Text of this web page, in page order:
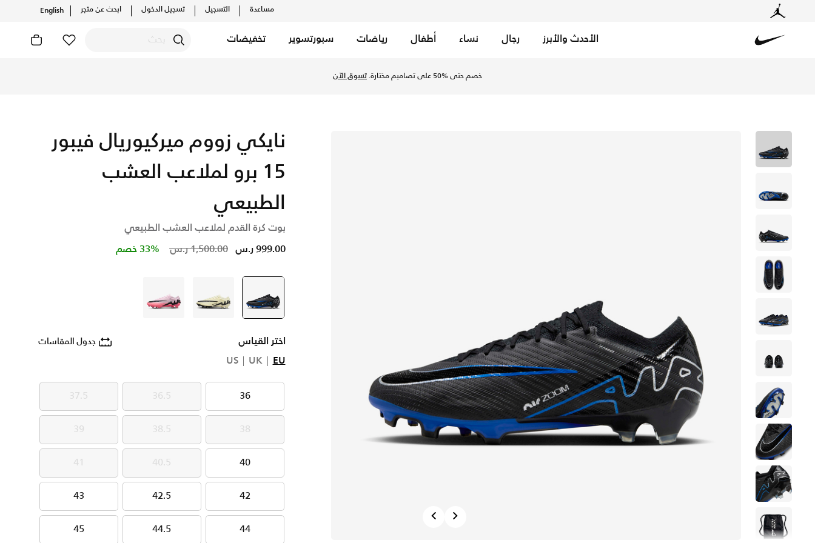
مساعدة التسجيل تسجيل الدخول ابحث عن متجر English
الأحدث والأبرز رجال نساء أطفال رياضات سبورتسوير تخفيضات
خصم حتى %50 على تصاميم مختارة. تسوق الآن
Next
نايكي زووم ميركيوريال فيبور
15 برو لملاعب العشب
الطبيعي
بوت كرة القدم لملاعب العشب الطبيعي
Price reduced from
1,500.00 ر.س to 999.00 ر.س 33% خصم
selected
أسود ايفوري وردي
اختر القياس جدول المقاسات
EU
UK
US
36
36
36.5
36.5
37.5
37.5
38
38
38.5
38.5
39
39
40
40
40.5
40.5
41
41
42
42
42.5
42.5
43
43
44
44
44.5
44.5
45
45